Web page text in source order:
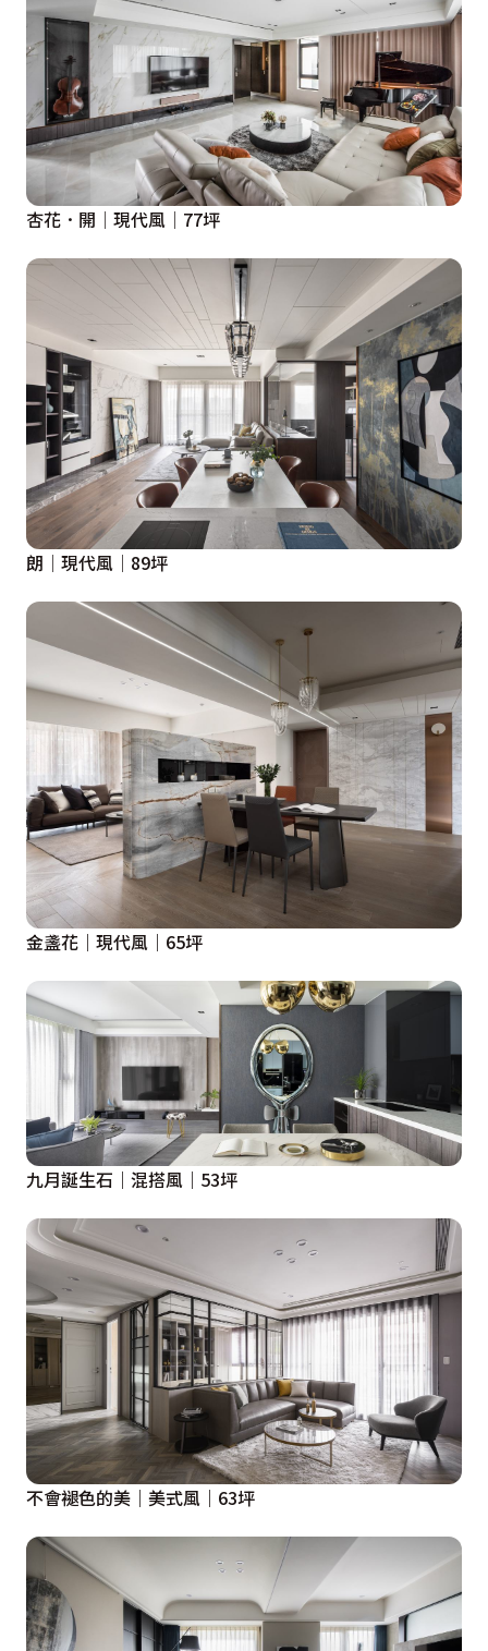
杏花．開│現代風│77坪
朗│現代風│89坪
金盞花｜現代風｜65坪
九月誕生石｜混搭風｜53坪
不會褪色的美｜美式風｜63坪